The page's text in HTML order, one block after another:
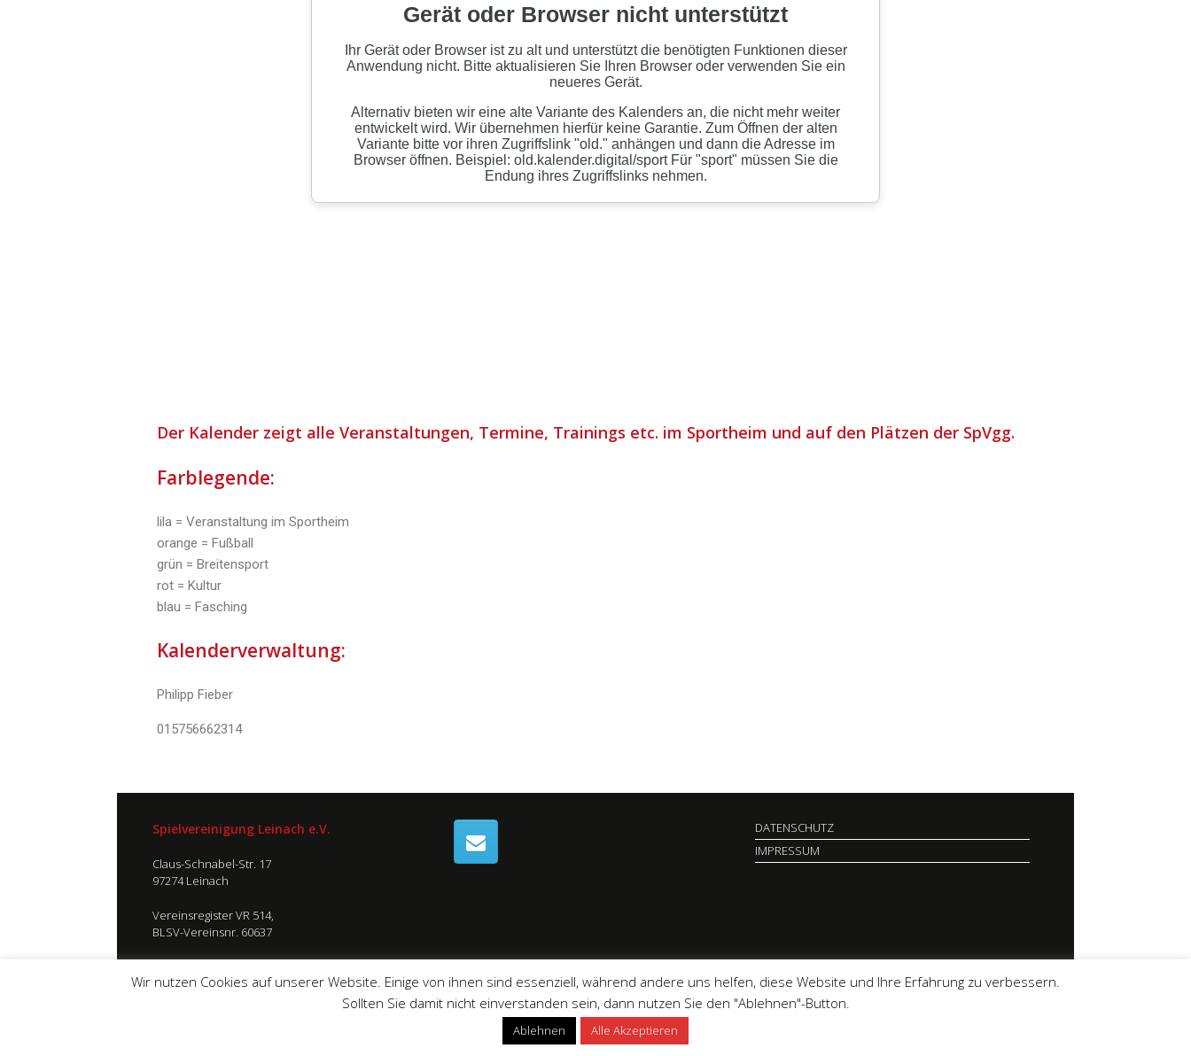
Der Kalender zeigt alle Veranstaltungen, Termine, Trainings etc. im Sportheim und auf den Plätzen der SpVgg.
Farblegende:
lila = Veranstaltung im Sportheim
orange = Fußball
grün = Breitensport
rot = Kultur
blau = Fasching
Kalenderverwaltung:
Philipp Fieber
015756662314
Spielvereinigung Leinach e.V.
Claus-Schnabel-Str. 17
97274 Leinach
Vereinsregister VR 514,
BLSV-Vereinsnr. 60637
DATENSCHUTZ
IMPRESSUM
Ein Theme vonSiteOrigin
Wir nutzen Cookies auf unserer Website. Einige von ihnen sind essenziell, während andere uns helfen, diese Website und Ihre Erfahrung zu verbessern.
Sollten Sie damit nicht einverstanden sein, dann nutzen Sie den "Ablehnen"-Button.
Ablehnen Alle Akzeptieren